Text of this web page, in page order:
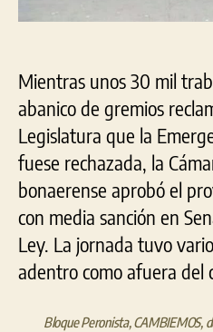
Mientras unos 30 mil
abanico de gremios
Legislatura que la
fuese rechazada, la
bonaerense aprobó el
con media sanción en
Ley. La jornada tuvo
adentro como afuera del
Bloque Peronista, CAMBIEMOS,